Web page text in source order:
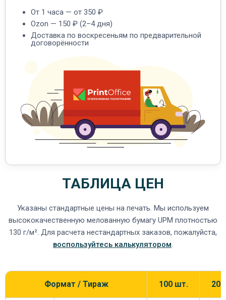
От 1 часа — от 350 ₽
Ozon — 150 ₽ (2–4 дня)
Доставка по воскресеньям по предварительной
договорённости
ТАБЛИЦА ЦЕН
Указаны стандартные цены на печать. Мы используем
высококачественную мелованную бумагу UPM плотностью
130 г/м². Для расчета нестандартных заказов, пожалуйста,
воспользуйтесь калькулятором.
Формат / Тираж 100 шт.